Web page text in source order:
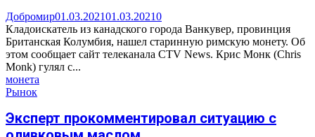
Добромир01.03.202101.03.20210
Кладоискатель из канадского города Ванкувер, провинция
Британская Колумбия, нашел старинную римскую монету. Об
этом сообщает сайт телеканала CTV News. Крис Монк (Сhris
Monk) гулял с...
монета
Рынок
Эксперт прокомментировал ситуацию с